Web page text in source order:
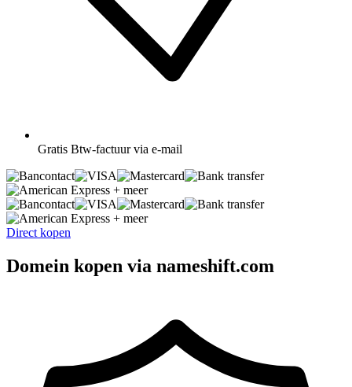
Gratis Btw-factuur via e-mail
+ meer
+ meer
Direct kopen
Domein kopen via nameshift.com